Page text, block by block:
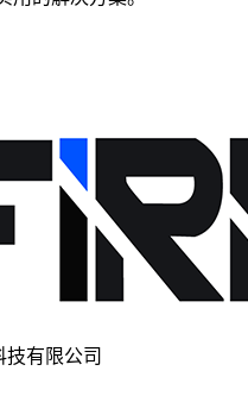
有限公司